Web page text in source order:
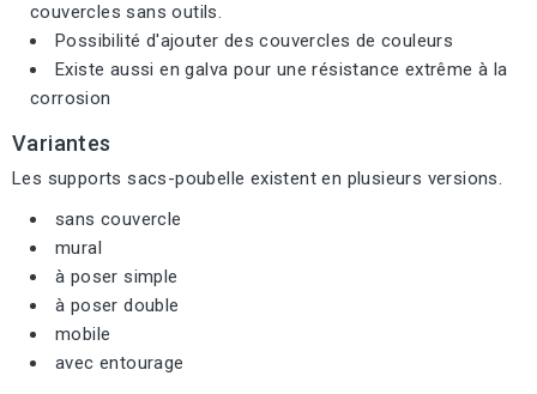
couvercles sans outils.
Possibilité d'ajouter des couvercles de couleurs
Existe aussi en galva pour une résistance extrême à la
corrosion
Variantes
Les supports sacs-poubelle existent en plusieurs versions.
sans couvercle
mural
à poser simple
à poser double
mobile
avec entourage